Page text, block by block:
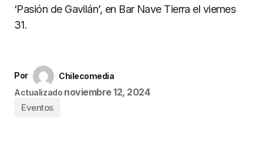
‘Pasión de Gavilán’, en Bar Nave Tierra el viernes
31.
Por
Chilecomedia
Actualizado noviembre 12, 2024
Eventos